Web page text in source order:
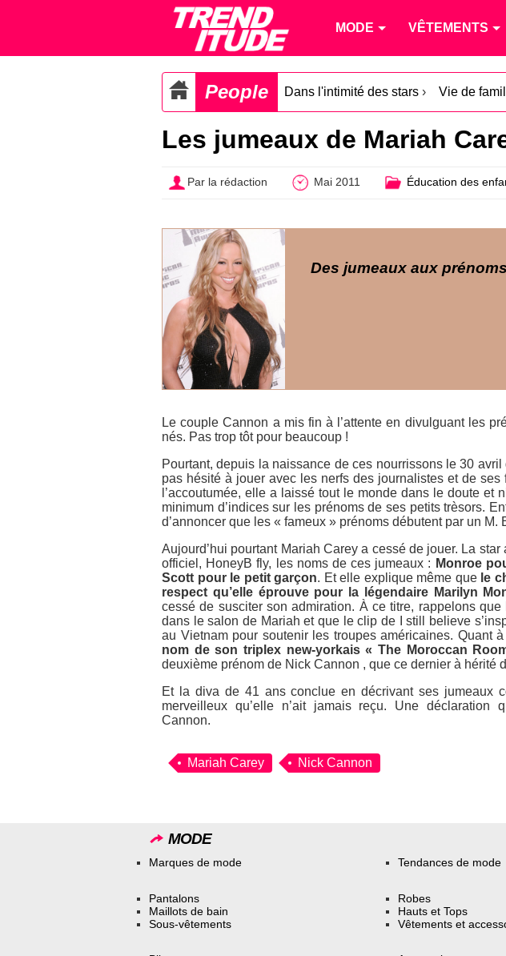
MODE VÊTEMENTS
People Dans l'intimité des stars › Vie de
Les jumeaux de Mariah
Par la rédaction Mai 2011 Éducation des
Des jumeaux aux
Le couple Cannon a mis fin à l’attente en divulguant les
nés. Pas trop tôt pour beaucoup !
Pourtant, depuis la naissance de ces nourrissons le 30 avril
pas hésité à jouer avec les nerfs des journalistes et de ses
l’accoutumée, elle a laissé tout le monde dans le doute et
minimum d’indices sur les prénoms de ses petits trèsors.
d’annoncer que les « fameux » prénoms débutent par un M.
Aujourd’hui pourtant Mariah Carey a cessé de jouer. La
officiel, HoneyB fly, les noms de ces jumeaux : Monroe
Scott pour le petit garçon. Et elle explique même que le
respect qu’elle éprouve pour la légendaire Marilyn
cessé de susciter son admiration. À ce titre, rappelons
dans le salon de Mariah et que le clip de I still believe
au Vietnam pour soutenir les troupes américaines. Quant à
nom de son triplex new-yorkais « The Moroccan
deuxième prénom de Nick Cannon , que ce dernier à hérité
Et la diva de 41 ans conclue en décrivant ses jumeaux
merveilleux qu’elle n’ait jamais reçu. Une
Cannon.
Mariah Carey Nick Cannon
MODE
Marques de mode Tendances de mode
Pantalons
Maillots de bain
Sous-vêtements
Robes
Hauts et Tops
Vêtements et